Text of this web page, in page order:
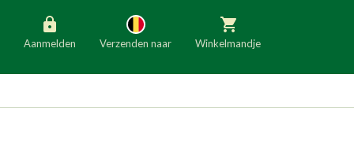
Aanmelden Verzenden naar Winkelmandje